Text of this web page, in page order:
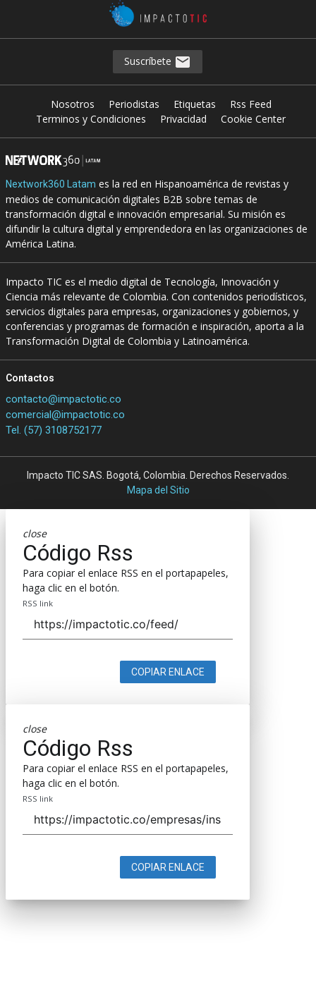
Suscríbete
Nosotros Periodistas Etiquetas
Rss Feed
Terminos y Condiciones
Privacidad Cookie Center
Nextwork360 Latam es la red en Hispanoamérica de revistas y
medios de comunicación digitales B2B sobre temas de
transformación digital e innovación empresarial. Su misión es
difundir la cultura digital y emprendedora en las organizaciones de
América Latina.
Impacto TIC es el medio digital de Tecnología, Innovación y
Ciencia más relevante de Colombia. Con contenidos periodísticos,
servicios digitales para empresas, organizaciones y gobiernos, y
conferencias y programas de formación e inspiración, aporta a la
Transformación Digital de Colombia y Latinoamérica.
Contactos
contacto@impactotic.co
comercial@impactotic.co
Tel. (57) 3108752177
Impacto TIC SAS. Bogotá, Colombia. Derechos Reservados.
Mapa del Sitio
close
Código Rss
Para copiar el enlace RSS en el portapapeles,
haga clic en el botón.
RSS link
COPIAR ENLACE
close
Código Rss
Para copiar el enlace RSS en el portapapeles,
haga clic en el botón.
RSS link
COPIAR ENLACE